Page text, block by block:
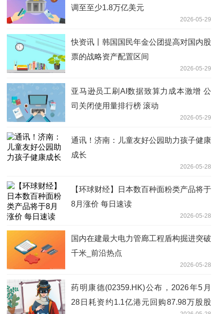
调至至少1.8万亿美元
2026-05-29
快资讯丨韩国国民年金公团提高对国内股
票的战略资产配置区间
2026-05-29
亚马逊员工刷AI数据致算力成本激增 公
司关闭使用量排行榜 滚动
2026-05-29
通讯！济南：儿童友好公园助力孩子健康
成长
2026-05-28
【环球财经】日本数百种面粉类产品将于
8月涨价 每日速读
2026-05-28
国内在建最大电力管廊工程盾构掘进突破
千米_前沿热点
2026-05-28
药明康德(02359.HK)公布，2026年5月
28日耗资约1.1亿港元回购87.98万股股